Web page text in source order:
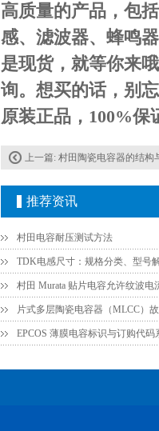
高质量的产品，包
感、滤波器、蜂鸣
是现货，就等你来
询。想买的话，别
原装正品，100%保
上一篇: 村田陶瓷电容器的结构
推荐资讯
村田电容耐压测试方法
TDK电感尺寸：规格分类、型号
EPCOS 薄膜电容标识与订购代码